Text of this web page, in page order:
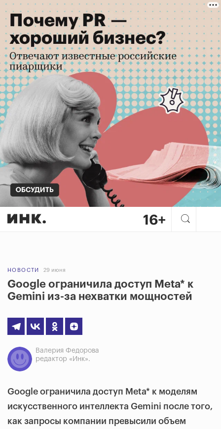
НОВОСТИ 29 июня
Google ограничила доступ Meta* к
Gemini из-за нехватки мощностей
Валерия Федорова
редактор «Инк».
Google ограничила доступ Meta* к моделям
искусственного интеллекта Gemini после того,
как запросы компании превысили объем